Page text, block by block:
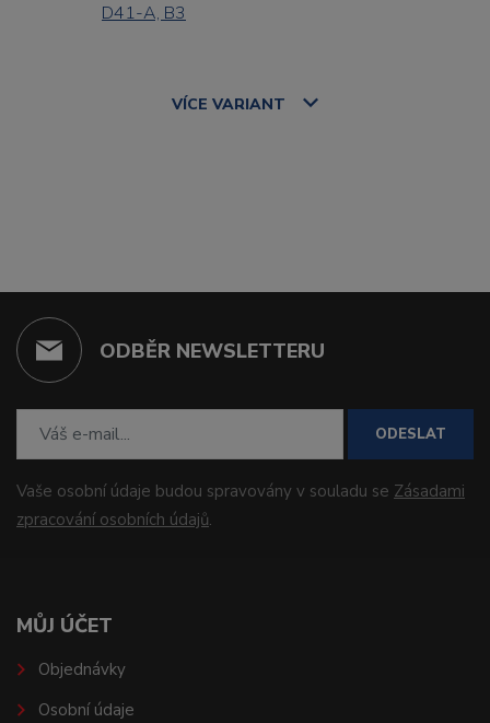
D41-A, B3
VÍCE VARIANT
ODBĚR NEWSLETTERU
ODESLAT
Vaše osobní údaje budou spravovány v souladu se Zásadami
zpracování osobních údajů.
MŮJ ÚČET
Objednávky
Osobní údaje